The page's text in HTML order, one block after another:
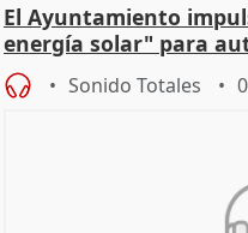
El Ayuntamiento
energía solar" para
Sonido Totales